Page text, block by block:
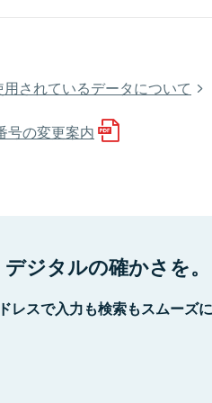
されているデータについて
号の変更案内
ジタルの確かさを。
レスで入力も検索もスムーズ